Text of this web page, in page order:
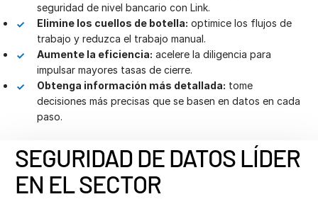
seguridad de nivel bancario con Link.
Elimine los cuellos de botella: optimice los flujos de
trabajo y reduzca el trabajo manual.
Aumente la eficiencia: acelere la diligencia para
impulsar mayores tasas de cierre.
Obtenga información más detallada: tome
decisiones más precisas que se basen en datos en cada
paso.
SEGURIDAD DE DATOS LÍDER
EN EL SECTOR